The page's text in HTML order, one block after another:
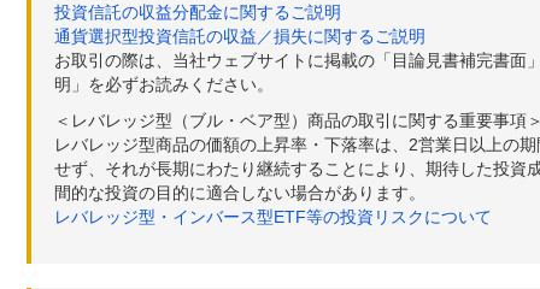
投資信託の収益分配金に関するご説明
通貨選択型投資信託の収益／損失に関するご説明
お取引の際は、当社ウェブサイトに掲載の「目論見書補完書
明」を必ずお読みください。
＜レバレッジ型（ブル・ベア型）商品の取引に関する重要事項
レバレッジ型商品の価額の上昇率・下落率は、2営業日以上の
せず、それが長期にわたり継続することにより、期待した投
間的な投資の目的に適合しない場合があります。
レバレッジ型・インバース型ETF等の投資リスクについて